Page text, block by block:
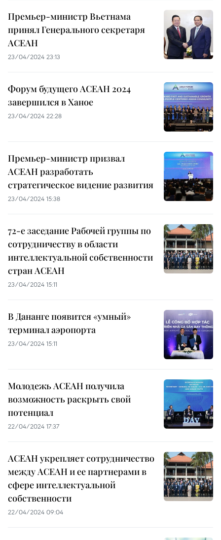
Премьер-министр Вьетнама
принял Генерального секретаря
АСЕАН
23/04/2024 23:13
Форум будущего АСЕАН 2024
завершился в Ханое
23/04/2024 22:28
Премьер-министр призвал
АСЕАН разработать
стратегическое видение развития
23/04/2024 15:38
72-е заседание Рабочей группы по
сотрудничеству в области
интеллектуальной собственности
стран АСЕАН
23/04/2024 15:11
В Дананге появится «умный»
терминал аэропорта
23/04/2024 15:11
Молодежь АСЕАН получила
возможность раскрыть свой
потенциал
22/04/2024 17:37
АСЕАН укрепляет сотрудничество
между АСЕАН и ее партнерами в
сфере интеллектуальной
собственности
22/04/2024 09:04